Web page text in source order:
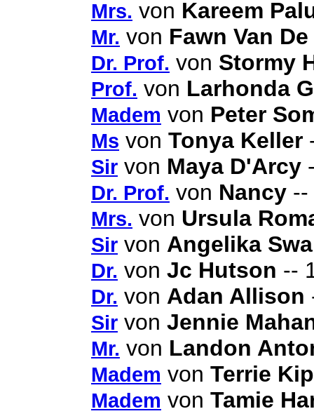
Mrs. von Kareem
Mr. von Fawn Van
Dr. Prof. von Stormy
Prof. von Larhonda
Madem von Peter
Ms von Tonya Keller
Sir von Maya D'Arcy
Dr. Prof. von Nancy --
Mrs. von Ursula
Sir von Angelika
Dr. von Jc Hutson --
Dr. von Adan Allison
Sir von Jennie
Mr. von Landon
Madem von Terrie
Madem von Tamie